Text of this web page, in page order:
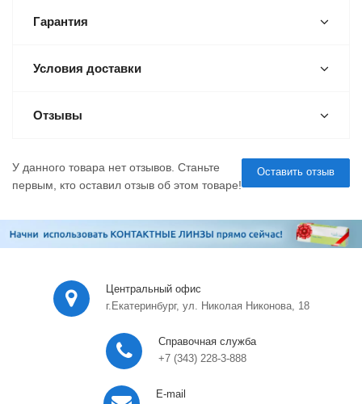
Гарантия
Условия доставки
Отзывы
Оставить отзыв
У данного товара нет отзывов. Станьте
первым, кто оставил отзыв об этом товаре!
Центральный офис
г.Екатеринбург, ул. Николая Никонова, 18
Справочная служба
+7 (343) 228-3-888
E-mail